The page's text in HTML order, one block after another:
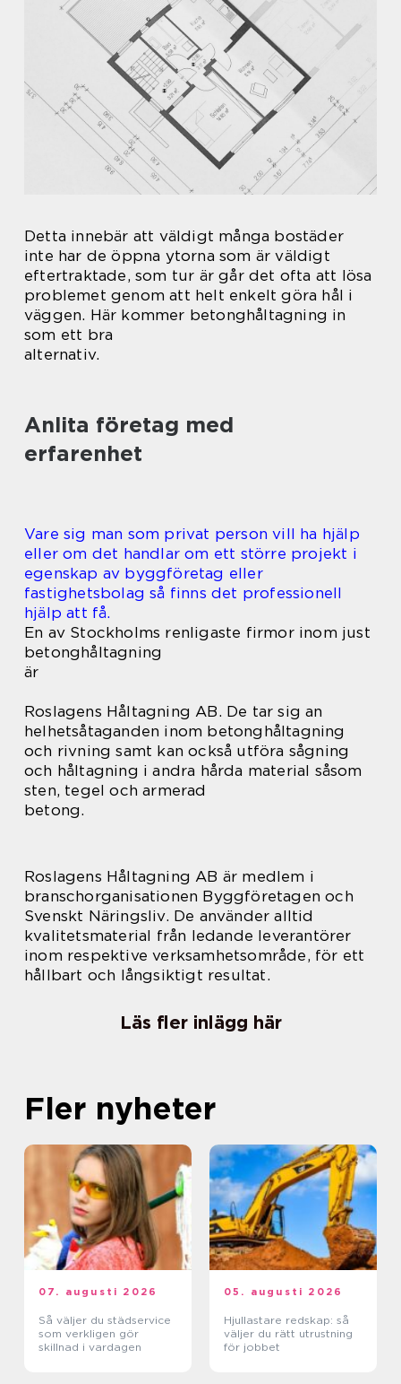
Detta innebär att väldigt många bostäder
inte har de öppna ytorna som är väldigt
eftertraktade, som tur är går det ofta att lösa
problemet genom att helt enkelt göra hål i
väggen. Här kommer betonghåltagning in
som ett bra
alternativ.
Anlita företag med
erfarenhet
Vare sig man som privat person vill ha hjälp
eller om det handlar om ett större projekt i
egenskap av byggföretag eller
fastighetsbolag så finns det professionell
hjälp att få.
En av Stockholms renligaste firmor inom just
betonghåltagning
är
Roslagens Håltagning AB. De tar sig an
helhetsåtaganden inom betonghåltagning
och rivning samt kan också utföra sågning
och håltagning i andra hårda material såsom
sten, tegel och armerad
betong.
Roslagens Håltagning AB är medlem i
branschorganisationen Byggföretagen och
Svenskt Näringsliv. De använder alltid
kvalitetsmaterial från ledande leverantörer
inom respektive verksamhetsområde, för ett
hållbart och långsiktigt resultat.
Läs fler inlägg här
Fler nyheter
07. augusti 2026
Så väljer du städservice
som verkligen gör
skillnad i vardagen
05. augusti 2026
Hjullastare redskap: så
väljer du rätt utrustning
för jobbet